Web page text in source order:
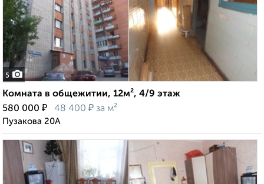
5
Комната в общежитии, 12м², 4/9 этаж
580 000 ₽ 48 400 ₽ за м²
Пузакова 20А